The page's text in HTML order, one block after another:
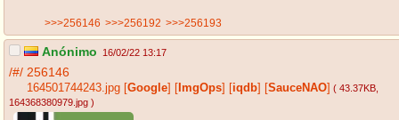
>>>256146 >>>256192 >>>256193
Anónimo 16/02/22 13:17
/#/ 256146
164501744243.jpg Google ImgOps iqdb SauceNAO ( 43.37KB
164368380979.jpg )